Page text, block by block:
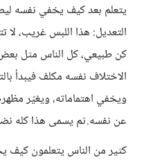
يتعلم بعد كيف يخفي نفسه
التعديل: هذا اللبس غريب،
كن طبيعي، كل الناس مثل
الاختلاف نفسه مكلف فيبدأ
ويخفي اهتماماته، ويغيّر
عن نفسه.ثم يسمى هذا كله
كثير من الناس يتعلمون كيف